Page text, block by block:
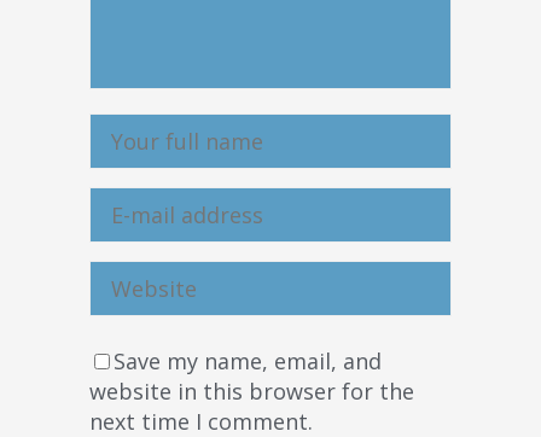
Save my name, email, and
website in this browser for the
next time I comment.